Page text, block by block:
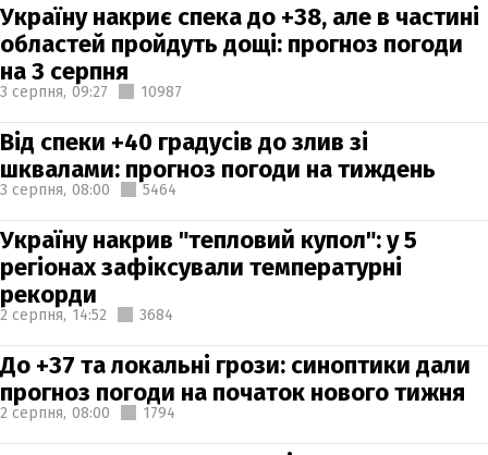
Україну накриє спека до +38, але в частині
областей пройдуть дощі: прогноз погоди
на 3 серпня
3 серпня, 09:27 10987
Від спеки +40 градусів до злив зі
шквалами: прогноз погоди на тиждень
3 серпня, 08:00 5464
Україну накрив "тепловий купол": у 5
регіонах зафіксували температурні
рекорди
2 серпня, 14:52 3684
До +37 та локальні грози: синоптики дали
прогноз погоди на початок нового тижня
2 серпня, 08:00 1794